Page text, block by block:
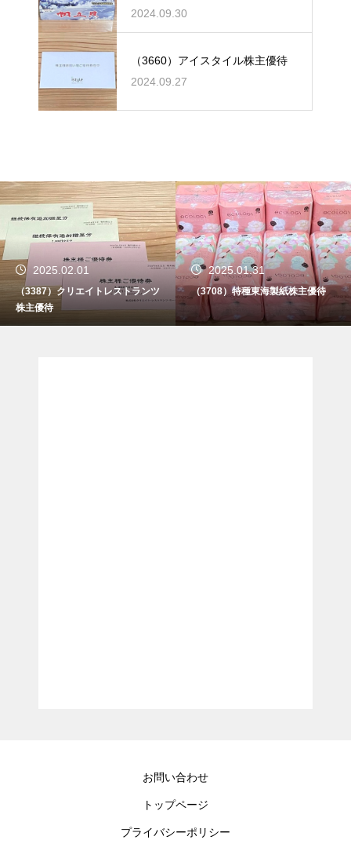
2024.09.30
（3660）アイスタイル株主優待
2024.09.27
2025.01.31
（3708）特種東海製紙株主優待
2025.01.30
（7532）パン・パシフィック株主
優待
お問い合わせ
トップページ
プライバシーポリシー